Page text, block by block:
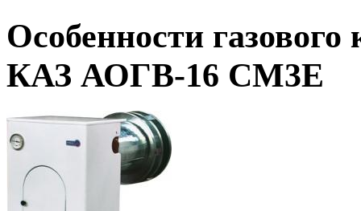
Особенности газового
КАЗ АОГВ-16 СМ3Е